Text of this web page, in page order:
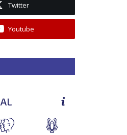
Twitter
Youtube